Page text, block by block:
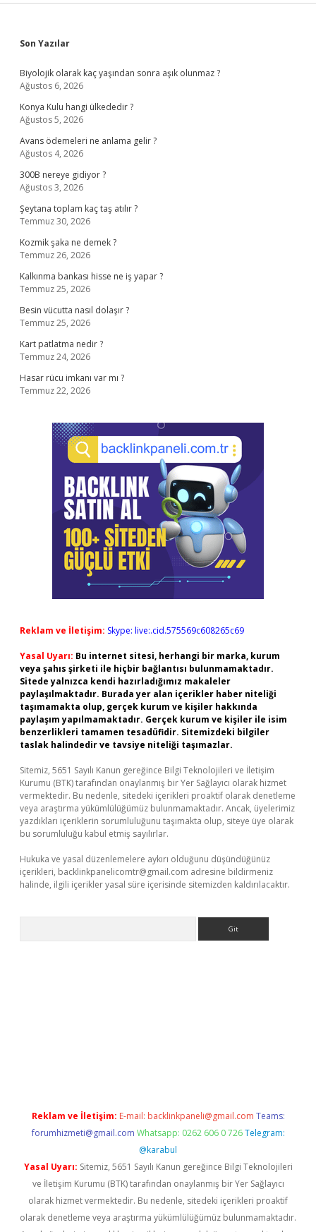
Sidebar
Son Yazılar
Biyolojik olarak kaç yaşından sonra aşık olunmaz ?
Ağustos 6, 2026
Konya Kulu hangi ülkededir ?
Ağustos 5, 2026
Avans ödemeleri ne anlama gelir ?
Ağustos 4, 2026
300B nereye gidiyor ?
Ağustos 3, 2026
Şeytana toplam kaç taş atılır ?
Temmuz 30, 2026
Kozmik şaka ne demek ?
Temmuz 26, 2026
Kalkınma bankası hisse ne iş yapar ?
Temmuz 25, 2026
Besin vücutta nasıl dolaşır ?
Temmuz 25, 2026
Kart patlatma nedir ?
Temmuz 24, 2026
Hasar rücu imkanı var mı ?
Temmuz 22, 2026
Reklam ve İletişim: Skype: live:.cid.575569c608265c69
Yasal Uyarı: Bu internet sitesi, herhangi bir marka, kurum
veya şahıs şirketi ile hiçbir bağlantısı bulunmamaktadır.
Sitede yalnızca kendi hazırladığımız makaleler
paylaşılmaktadır. Burada yer alan içerikler haber niteliği
taşımamakta olup, gerçek kurum ve kişiler hakkında
paylaşım yapılmamaktadır. Gerçek kurum ve kişiler ile isim
benzerlikleri tamamen tesadüfidir. Sitemizdeki bilgiler
taslak halindedir ve tavsiye niteliği taşımazlar.
Sitemiz, 5651 Sayılı Kanun gereğince Bilgi Teknolojileri ve İletişim
Kurumu (BTK) tarafından onaylanmış bir Yer Sağlayıcı olarak hizmet
vermektedir. Bu nedenle, sitedeki içerikleri proaktif olarak denetleme
veya araştırma yükümlülüğümüz bulunmamaktadır. Ancak, üyelerimiz
yazdıkları içeriklerin sorumluluğunu taşımakta olup, siteye üye olarak
bu sorumluluğu kabul etmiş sayılırlar.
Hukuka ve yasal düzenlemelere aykırı olduğunu düşündüğünüz
içerikleri, backlinkpanelicomtr@gmail.com adresine bildirmeniz
halinde, ilgili içerikler yasal süre içerisinde sitemizden kaldırılacaktır.
Reklam ve İletişim: E-mail: backlinkpaneli@gmail.com Teams:
forumhizmeti@gmail.com Whatsapp: 0262 606 0 726 Telegram:
@karabul
Yasal Uyarı: Sitemiz, 5651 Sayılı Kanun gereğince Bilgi Teknolojileri
ve İletişim Kurumu (BTK) tarafından onaylanmış bir Yer Sağlayıcı
olarak hizmet vermektedir. Bu nedenle, sitedeki içerikleri proaktif
olarak denetleme veya araştırma yükümlülüğümüz bulunmamaktadır.